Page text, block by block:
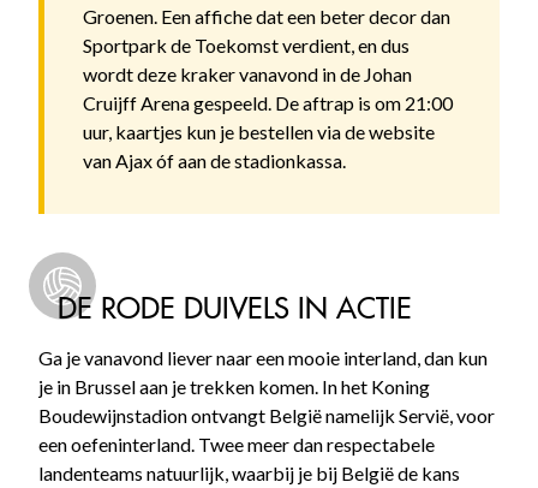
Groenen. Een affiche dat een beter decor dan
Sportpark de Toekomst verdient, en dus
wordt deze kraker vanavond in de Johan
Cruijff Arena gespeeld. De aftrap is om 21:00
uur, kaartjes kun je bestellen via de website
van Ajax óf aan de stadionkassa.
DE RODE DUIVELS IN ACTIE
Ga je vanavond liever naar een mooie interland, dan kun
je in Brussel aan je trekken komen. In het Koning
Boudewijnstadion ontvangt België namelijk Servië, voor
een oefeninterland. Twee meer dan respectabele
landenteams natuurlijk, waarbij je bij België de kans